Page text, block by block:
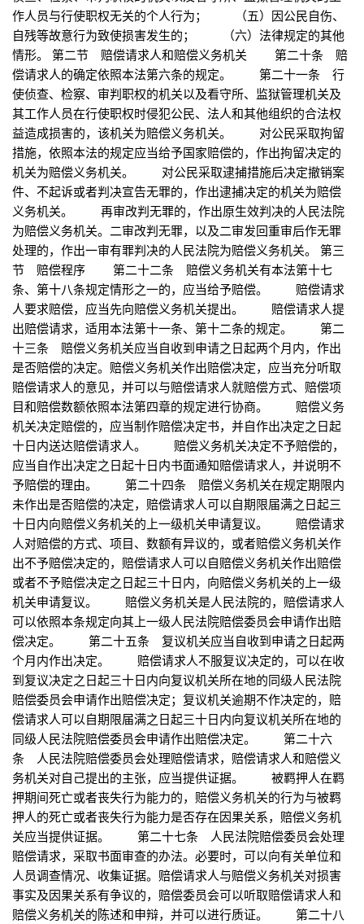
作人员与行使职权无关的个人行为； （五）因公民自伤、
自残等故意行为致使损害发生的； （六）法律规定的其他
情形。 第二节 赔偿请求人和赔偿义务机关 第二十条 赔
偿请求人的确定依照本法第六条的规定。 第二十一条 行
使侦查、检察、审判职权的机关以及看守所、监狱管理机关及
其工作人员在行使职权时侵犯公民、法人和其他组织的合法权
益造成损害的，该机关为赔偿义务机关。 对公民采取拘留
措施，依照本法的规定应当给予国家赔偿的，作出拘留决定的
机关为赔偿义务机关。 对公民采取逮捕措施后决定撤销案
件、不起诉或者判决宣告无罪的，作出逮捕决定的机关为赔偿
义务机关。 再审改判无罪的，作出原生效判决的人民法院
为赔偿义务机关。二审改判无罪，以及二审发回重审后作无罪
处理的，作出一审有罪判决的人民法院为赔偿义务机关。 第三
节 赔偿程序 第二十二条 赔偿义务机关有本法第十七
条、第十八条规定情形之一的，应当给予赔偿。 赔偿请求
人要求赔偿，应当先向赔偿义务机关提出。 赔偿请求人提
出赔偿请求，适用本法第十一条、第十二条的规定。 第二
十三条 赔偿义务机关应当自收到申请之日起两个月内，作出
是否赔偿的决定。赔偿义务机关作出赔偿决定，应当充分听取
赔偿请求人的意见，并可以与赔偿请求人就赔偿方式、赔偿项
目和赔偿数额依照本法第四章的规定进行协商。 赔偿义务
机关决定赔偿的，应当制作赔偿决定书，并自作出决定之日起
十日内送达赔偿请求人。 赔偿义务机关决定不予赔偿的，
应当自作出决定之日起十日内书面通知赔偿请求人，并说明不
予赔偿的理由。 第二十四条 赔偿义务机关在规定期限内
未作出是否赔偿的决定，赔偿请求人可以自期限届满之日起三
十日内向赔偿义务机关的上一级机关申请复议。 赔偿请求
人对赔偿的方式、项目、数额有异议的，或者赔偿义务机关作
出不予赔偿决定的，赔偿请求人可以自赔偿义务机关作出赔偿
或者不予赔偿决定之日起三十日内，向赔偿义务机关的上一级
机关申请复议。 赔偿义务机关是人民法院的，赔偿请求人
可以依照本条规定向其上一级人民法院赔偿委员会申请作出赔
偿决定。 第二十五条 复议机关应当自收到申请之日起两
个月内作出决定。 赔偿请求人不服复议决定的，可以在收
到复议决定之日起三十日内向复议机关所在地的同级人民法院
赔偿委员会申请作出赔偿决定；复议机关逾期不作决定的，赔
偿请求人可以自期限届满之日起三十日内向复议机关所在地的
同级人民法院赔偿委员会申请作出赔偿决定。 第二十六
条 人民法院赔偿委员会处理赔偿请求，赔偿请求人和赔偿义
务机关对自己提出的主张，应当提供证据。 被羁押人在羁
押期间死亡或者丧失行为能力的，赔偿义务机关的行为与被羁
押人的死亡或者丧失行为能力是否存在因果关系，赔偿义务机
关应当提供证据。 第二十七条 人民法院赔偿委员会处理
赔偿请求，采取书面审查的办法。必要时，可以向有关单位和
人员调查情况、收集证据。赔偿请求人与赔偿义务机关对损害
事实及因果关系有争议的，赔偿委员会可以听取赔偿请求人和
赔偿义务机关的陈述和申辩，并可以进行质证。 第二十八